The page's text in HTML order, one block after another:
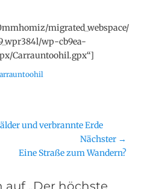
migrated_webspace/
wp-cb9ea-
Carrauntoohil.gpx“]
und verbrannte Erde
Nächster →
Eine Straße zum Wandern?
„Der höchste